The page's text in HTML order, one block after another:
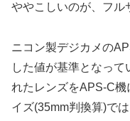
ややこしいのが、フル
ニコン製デジカメの
した値が基準となっ
れたレンズをAPS-C
イズ(35mm判換算)で